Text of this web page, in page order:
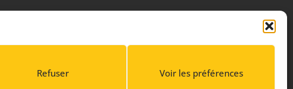
Refuser Voir les préférences